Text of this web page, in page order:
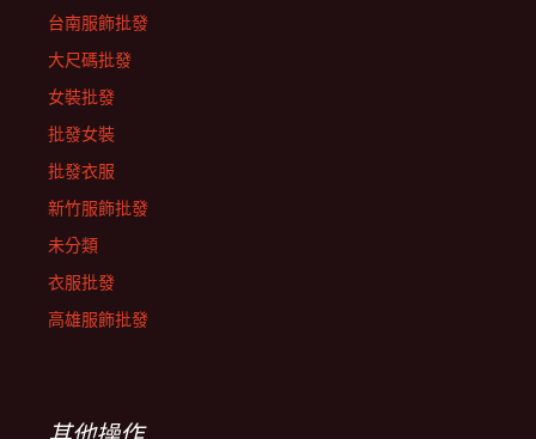
台南服飾批發
大尺碼批發
女裝批發
批發女裝
批發衣服
新竹服飾批發
未分類
衣服批發
高雄服飾批發